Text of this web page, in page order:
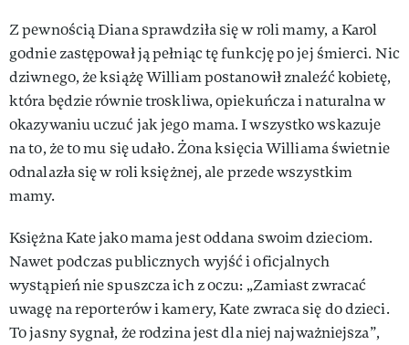
Z pewnością Diana sprawdziła się w roli mamy, a Karol
godnie zastępował ją pełniąc tę funkcję po jej śmierci. Nic
dziwnego, że książę William postanowił znaleźć kobietę,
która będzie równie troskliwa, opiekuńcza i naturalna w
okazywaniu uczuć jak jego mama. I wszystko wskazuje
na to, że to mu się udało. Żona księcia Williama świetnie
odnalazła się w roli księżnej, ale przede wszystkim
mamy.
Księżna Kate jako mama jest oddana swoim dzieciom.
Nawet podczas publicznych wyjść i oficjalnych
wystąpień nie spuszcza ich z oczu: „Zamiast zwracać
uwagę na reporterów i kamery, Kate zwraca się do dzieci.
To jasny sygnał, że rodzina jest dla niej najważniejsza”,